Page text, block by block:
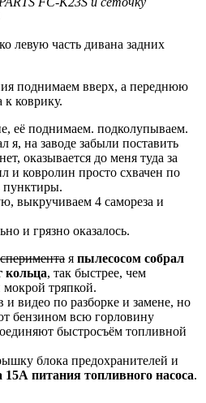
левую часть дивана задних
поднимаем вверх, а переднюю
к коврику.
её поднимаем. подколупываем.
я, на заводе забыли поставить
оказывается до меня туда за
и ковролин просто схвачен по
пунктиры.
выкручиваем 4 самореза и
и грязно оказалось.
я пылесосом собрал
кольца, так быстрее, чем
тряпкой.
и видео по разборке и замене, но
бензином всю горловину
быстросъём топливной
блока предохранителей и
питания топливного насоса.